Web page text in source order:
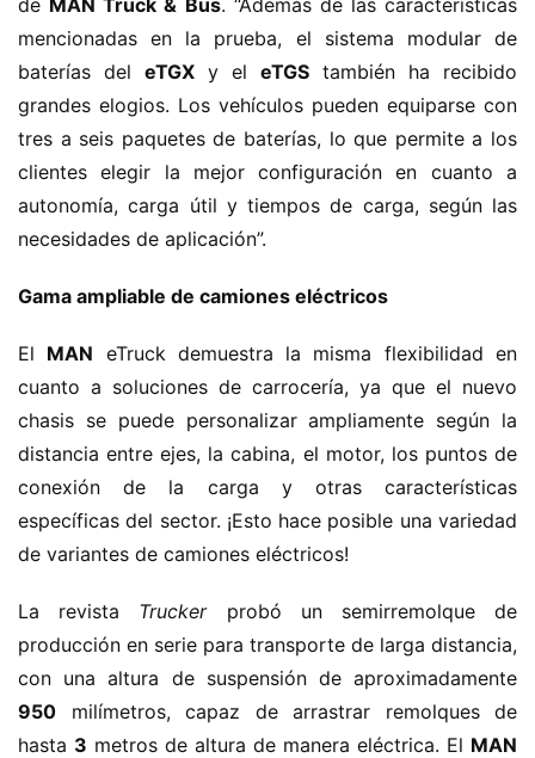
H
m
a
m
i
o
c
h
i
o
mencionadas en la prueba, el sistema modular de
baterías del eTGX y el eTGS también ha recibido
grandes elogios. Los vehículos pueden equiparse con
tres a seis paquetes de baterías, lo que permite a los
clientes elegir la mejor configuración en cuanto a
autonomía, carga útil y tiempos de carga, según las
necesidades de aplicación”.
Gama ampliable de camiones eléctricos
El MAN eTruck demuestra la misma flexibilidad en
cuanto a soluciones de carrocería, ya que el nuevo
chasis se puede personalizar ampliamente según la
distancia entre ejes, la cabina, el motor, los puntos de
conexión de la carga y otras características
específicas del sector. ¡Esto hace posible una variedad
de variantes de camiones eléctricos!
La revista Trucker probó un semirremolque de
producción en serie para transporte de larga distancia,
950 milímetros, capaz de arrastrar remolques de
hasta 3 metros de altura de manera eléctrica. El MAN